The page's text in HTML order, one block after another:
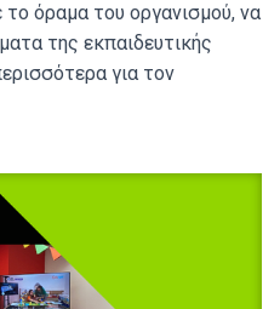
το όραμα του οργανισμού, να
της εκπαιδευτικής
για τον